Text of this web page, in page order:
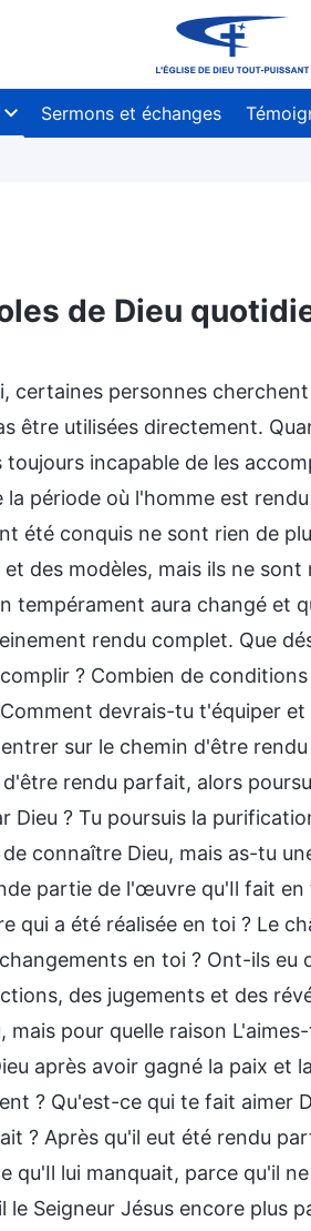
Sermons et échanges
de Dieu
certaines personnes
être utilisées directement.
toujours incapable de les
la période où l'homme est
été conquis ne sont rien de
et des modèles, mais ils ne
tempérament aura changé et
rendu complet. Que
? Combien de
devrais-tu t'équiper
sur le chemin d'être
d'être rendu parfait, alors
Dieu ? Tu poursuis la
connaître Dieu, mais as-tu
partie de l'œuvre qu'Il fait
qui a été réalisée en toi ? Le
en toi ? Ont-ils
des jugements et des
mais pour quelle raison
après avoir gagné la paix et
? Qu'est-ce qui te fait aimer
? Après qu'il eut été rendu
qu'Il lui manquait, parce qu'il
le Seigneur Jésus encore plus